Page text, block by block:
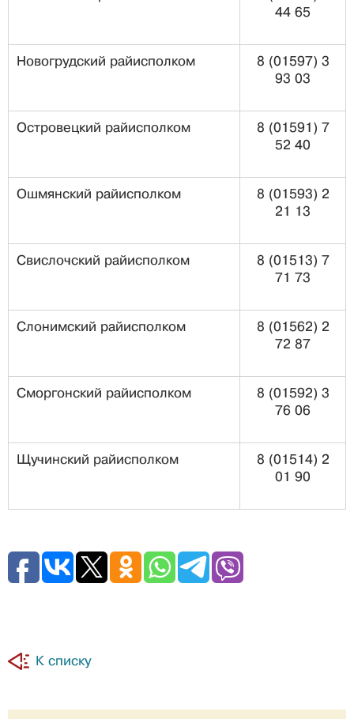
44 65
Новогрудский райисполком
8 (01597) 3
93 03
Островецкий райисполком
8 (01591) 7
52 40
Ошмянский райисполком
8 (01593) 2
21 13
Свислочский райисполком
8 (01513) 7
71 73
Слонимский райисполком
8 (01562) 2
72 87
Сморгонский райисполком
8 (01592) 3
76 06
Щучинский райисполком
8 (01514) 2
01 90
К списку